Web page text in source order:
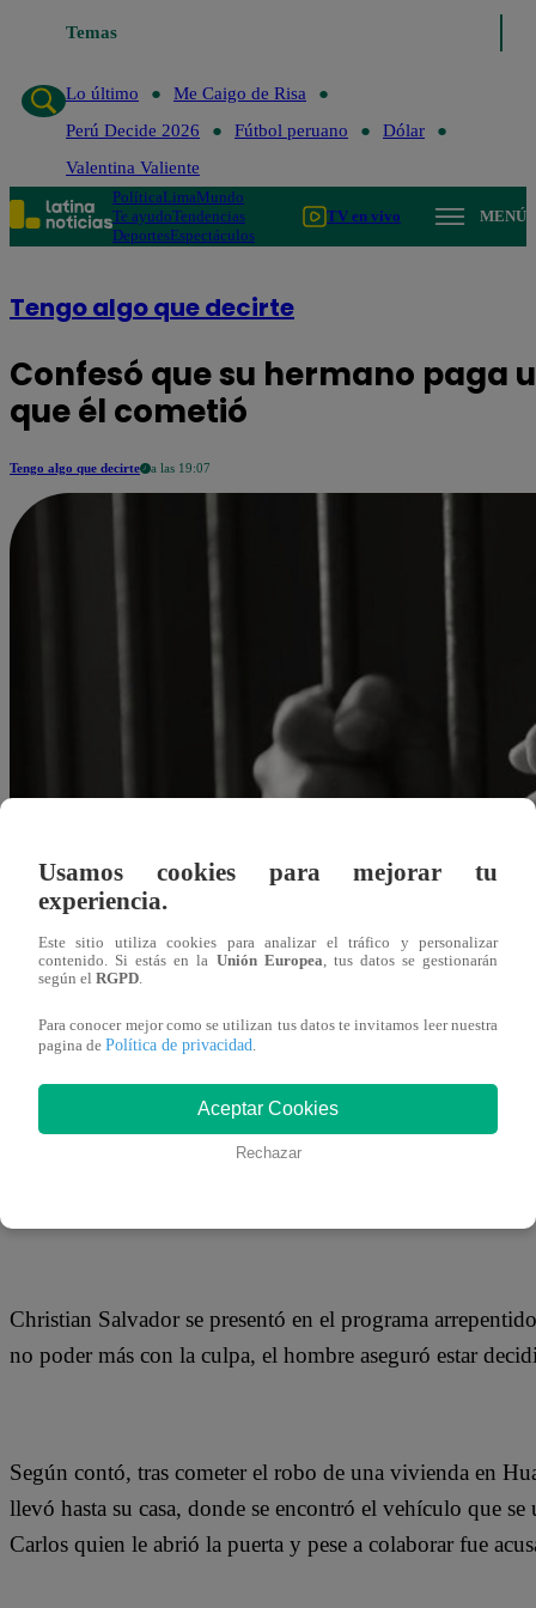
Temas
Lo último
Me Caigo de Risa
Perú Decide 2026
Fútbol peruano
Dólar
Valentina Valiente
PolíticaLimaMundo
Te ayudoTendencias
DeportesEspectáculos
TV en vivo MENÚ
Tengo algo que decirte
Confesó que su hermano paga
que él cometió
Tengo algo que decirte a las 19:07
Redacción Latina
Esta edición de Tengo Algo Que Decirte repasaremos
Christian Salvador se presentó en el programa
no poder más con la culpa, el hombre aseguró estar
Según contó, tras cometer el robo de una vivienda en
llevó hasta su casa, donde se encontró el vehículo que
Carlos quien le abrió la puerta y pese a colaborar fue
Usamos cookies para mejorar tu
experiencia.
Este sitio utiliza cookies para analizar el tráfico y personalizar
contenido. Si estás en la Unión Europea , tus datos se gestionarán
según el RGPD
Para conocer mejor como se utilizan tus datos te invitamos leer nuestra
pagina de Política de privacidad
Aceptar Cookies
Rechazar